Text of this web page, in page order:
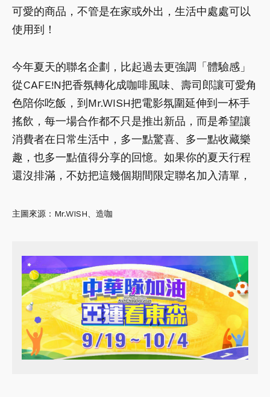
可愛的商品，不管是在家或外出，生活中處處可以
使用到！
今年夏天的聯名企劃，比起過去更強調「體驗感」
從CAFE!N把香氛轉化成咖啡風味、壽司郎讓可愛角
色陪你吃飯，到Mr.WISH把電影氛圍延伸到一杯手
搖飲，每一場合作都不只是推出新品，而是希望讓
消費者在日常生活中，多一點驚喜、多一點收藏樂
趣，也多一點值得分享的回憶。如果你的夏天行程
還沒排滿，不妨把這幾個期間限定聯名加入清單，
主圖來源：Mr.WISH、造咖